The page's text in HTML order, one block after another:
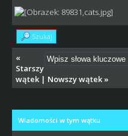
Szukaj
«
Starszy
wątek| Nowszy wątek»
Wiadomości w tym wątku